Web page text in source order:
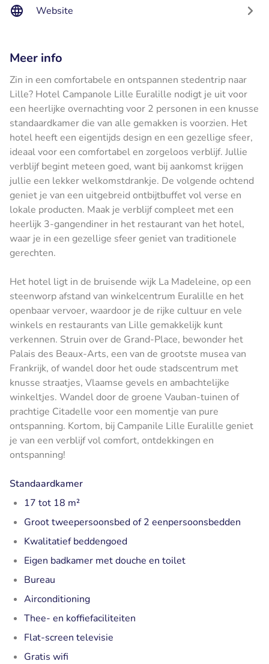
Website
Meer info
Zin in een comfortabele en ontspannen stedentrip naar
Lille? Hotel Campanole Lille Euralille nodigt je uit voor
een heerlijke overnachting voor 2 personen in een knusse
standaardkamer die van alle gemakken is voorzien. Het
hotel heeft een eigentijds design en een gezellige sfeer,
ideaal voor een comfortabel en zorgeloos verblijf. Jullie
verblijf begint meteen goed, want bij aankomst krijgen
jullie een lekker welkomstdrankje. De volgende ochtend
geniet je van een uitgebreid ontbijtbuffet vol verse en
lokale producten. Maak je verblijf compleet met een
heerlijk 3-gangendiner in het restaurant van het hotel,
waar je in een gezellige sfeer geniet van traditionele
gerechten.
Het hotel ligt in de bruisende wijk La Madeleine, op een
steenworp afstand van winkelcentrum Euralille en het
openbaar vervoer, waardoor je de rijke cultuur en vele
winkels en restaurants van Lille gemakkelijk kunt
verkennen. Struin over de Grand-Place, bewonder het
Palais des Beaux-Arts, een van de grootste musea van
Frankrijk, of wandel door het oude stadscentrum met
knusse straatjes, Vlaamse gevels en ambachtelijke
winkeltjes. Wandel door de groene Vauban-tuinen of
prachtige Citadelle voor een momentje van pure
ontspanning. Kortom, bij Campanile Lille Euralille geniet
je van een verblijf vol comfort, ontdekkingen en
ontspanning!
Standaardkamer
17 tot 18 m²
Groot tweepersoonsbed of 2 eenpersoonsbedden
Kwalitatief beddengoed
Eigen badkamer met douche en toilet
Bureau
Airconditioning
Thee- en koffiefaciliteiten
Flat-screen televisie
Gratis wifi